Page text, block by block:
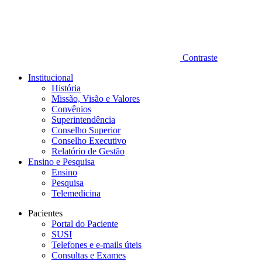
Contraste
Institucional
História
Missão, Visão e Valores
Convênios
Superintendência
Conselho Superior
Conselho Executivo
Relatório de Gestão
Ensino e Pesquisa
Ensino
Pesquisa
Telemedicina
Pacientes
Portal do Paciente
SUSI
Telefones e e-mails úteis
Consultas e Exames